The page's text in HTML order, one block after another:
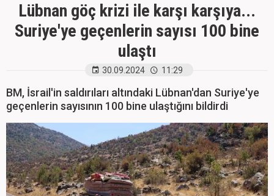
Lübnan göç krizi ile karşı karşıya...
Suriye'ye geçenlerin sayısı 100 bine
ulaştı
30.09.2024 11:29
BM, İsrail'in saldırıları altındaki Lübnan'dan Suriye'ye
geçenlerin sayısının 100 bine ulaştığını bildirdi